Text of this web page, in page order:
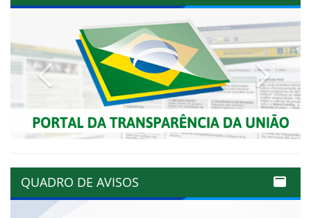
Previous Next
QUADRO DE AVISOS